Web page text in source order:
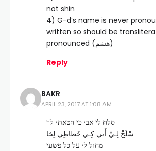
not shin
4) G-d’s name is never
written so should be
pronounced (هشم)
Reply
BAKR
APRIL 23, 2017 AT 1:08 AM
סלח לי אבי כי חטאתי לך
سْلَخْ لِـيْ أَبي كِـي خَطاطِي لِخا
מחול לי על כל פשעי